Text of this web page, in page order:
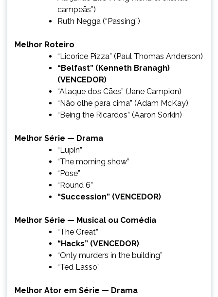
campeãs”)
Ruth Negga (“Passing”)
Melhor Roteiro
“Licorice Pizza” (Paul Thomas Anderson)
“Belfast” (Kenneth Branagh)
(VENCEDOR)
“Ataque dos Cães” (Jane Campion)
“Não olhe para cima” (Adam McKay)
“Being the Ricardos” (Aaron Sorkin)
Melhor Série — Drama
“Lupin”
“The morning show”
“Pose”
“Round 6”
“Succession” (VENCEDOR)
Melhor Série — Musical ou Comédia
“The Great”
“Hacks” (VENCEDOR)
“Only murders in the building”
“Ted Lasso”
Melhor Ator em Série — Drama